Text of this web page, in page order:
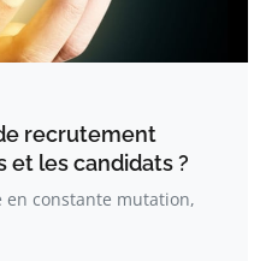
recrutement
et les candidats ?
en constante mutation,